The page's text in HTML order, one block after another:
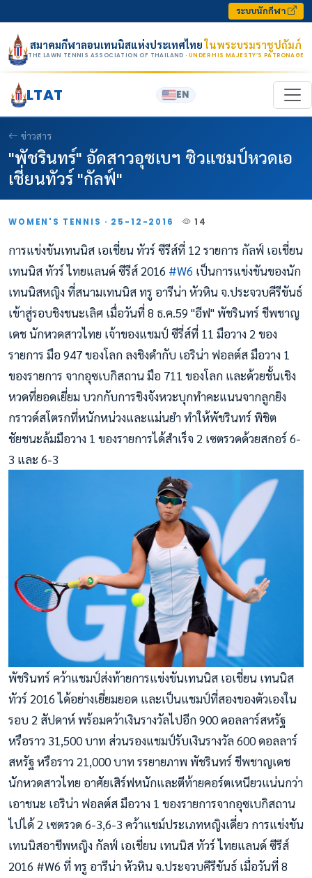
ระบบนักกีฬา
สมาคมกีฬาลอนเทนนิสแห่งประเทศไทยในพระบรมราชูปถัมภ์
THE LAWN TENNIS ASSOCIATION OF THAILAND · UNDER HIS MAJESTY’S PATRONAGE
LTAT EN
ข่าวสาร
"พัชรินทร์" อัดสาวอุซเบฯ ซิวแชมป์หวดเอ
เชี่ยนทัวร์ "กัลฟ์"
WOMEN'S TENNIS · 25-12-2016 14
การแข่งขันเทนนิส เอเชี่ยน ทัวร์ ซีรีส์ที่ 12 รายการ กัลฟ์ เอเชี่ยน
เทนนิส ทัวร์ ไทยแลนด์ ซีรีส์ 2016 #W6 เป็นการแข่งขันของนัก
เทนนิสหญิง ที่สนามเทนนิส ทรู อารีน่า หัวหิน จ.ประจวบคีรีขันธ์
เข้าสู่รอบชิงชนะเลิศ เมื่อวันที่ 8 ธ.ค.59 "อีฟ" พัชรินทร์ ชีพชาญ
เดช นักหวดสาวไทย เจ้าของแชมป์ ซีรี่ส์ที่ 11 มือวาง 2 ของ
รายการ มือ 947 ของโลก ลงชิงดำกับ เอริน่า ฟอลต์ส มือวาง 1
ของรายการ จากอุซเบกิสถาน มือ 711 ของโลก และด้วยชั้นเชิง
หวดที่ยอดเยี่ยม บวกกับการชิงจังหวะบุกทำคะแนนจากลูกยิง
กราวด์สโตรกที่หนักหน่วงและแม่นยำ ทำให้พัชรินทร์ พิชิต
ชัยชนะล้มมือวาง 1 ของรายการได้สำเร็จ 2 เซตรวดด้วยสกอร์ 6-
3 และ 6-3
พัชรินทร์ คว้าแชมป์ส่งท้ายการแข่งขันเทนนิส เอเชี่ยน เทนนิส
ทัวร์ 2016 ได้อย่างเยี่ยมยอด และเป็นแชมป์ที่สองของตัวเองใน
รอบ 2 สัปดาห์ พร้อมคว้าเงินรางวัลไปอีก 900 ดอลลาร์สหรัฐ
หรือราว 31,500 บาท ส่วนรองแชมป์รับเงินรางวัล 600 ดอลลาร์
สหรัฐ หรือราว 21,000 บาท รรยายภาพ พัชรินทร์ ชีพชาญเดช
นักหวดสาวไทย อาศัยเสิร์ฟหนักและตีท้ายคอร์ตเหนียวแน่นกว่า
เอาชนะ เอริน่า ฟอลต์ส มือวาง 1 ของรายการจากอุซเบกิสถาน
ไปได้ 2 เซตรวด 6-3,6-3 คว้าแชม์ประเภทหญิงเดี่ยว การแข่งขัน
เทนนิสอาชีพหญิง กัลฟ์ เอเชี่ยน เทนนิส ทัวร์ ไทยแลนด์ ซีรีส์
2016 #W6 ที่ ทรู อารีน่า หัวหิน จ.ประจวบคีรีขันธ์ เมื่อวันที่ 8